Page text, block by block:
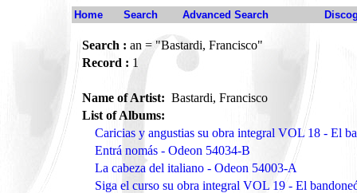
Home Search Advanced Search
Search : an = "Bastardi, Francisco"
Record : 1
Name of Artist: Bastardi, Francisco
List of Albums:
Caricias y angustias su obra integral VOL 18 - El
Entrá nomás - Odeon 54034-B
La cabeza del italiano - Odeon 54003-A
Siga el curso su obra integral VOL 19 - El